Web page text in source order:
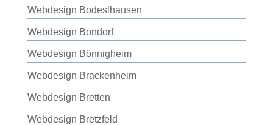
Webdesign Bodeslhausen
Webdesign Bondorf
Webdesign Bönnigheim
Webdesign Brackenheim
Webdesign Bretten
Webdesign Bretzfeld